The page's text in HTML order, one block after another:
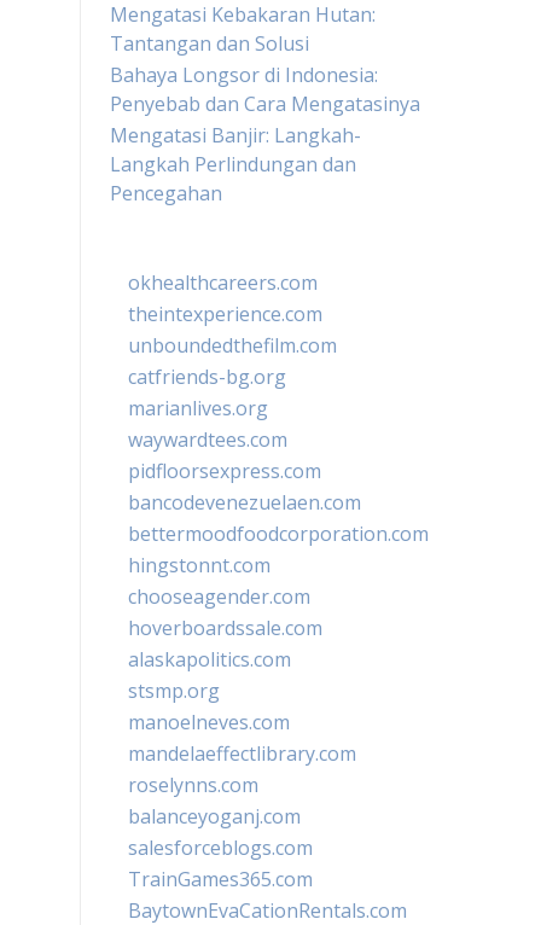
Mengatasi Kebakaran Hutan:
Tantangan dan Solusi
Bahaya Longsor di Indonesia:
Penyebab dan Cara Mengatasinya
Mengatasi Banjir: Langkah-
Langkah Perlindungan dan
Pencegahan
okhealthcareers.com
theintexperience.com
unboundedthefilm.com
catfriends-bg.org
marianlives.org
waywardtees.com
pidfloorsexpress.com
bancodevenezuelaen.com
bettermoodfoodcorporation.com
hingstonnt.com
chooseagender.com
hoverboardssale.com
alaskapolitics.com
stsmp.org
manoelneves.com
mandelaeffectlibrary.com
roselynns.com
balanceyoganj.com
salesforceblogs.com
TrainGames365.com
BaytownEvaCationRentals.com